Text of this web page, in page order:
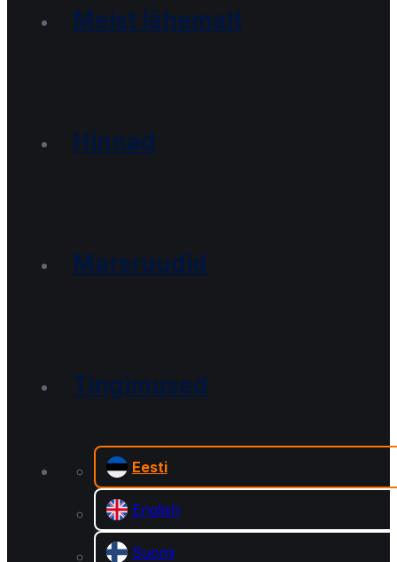
Meist lähemalt
Hinnad
Marsruudid
Tingimused
Eesti
English
Suomi